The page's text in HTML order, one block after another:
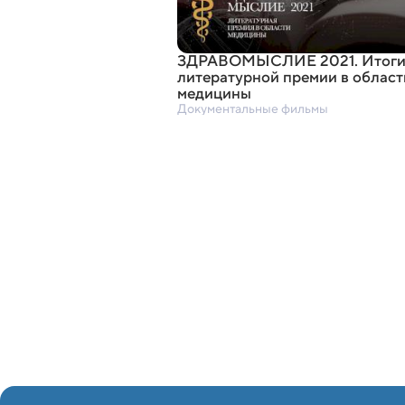
ЗДРАВОМЫСЛИЕ 2021. Итоги
литературной премии в
медицины
Документальные фильмы